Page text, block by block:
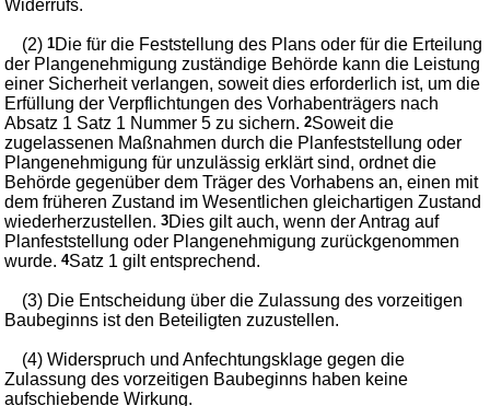
Widerrufs.
(2)1Die für die Feststellung des Plans oder für die Erteilung
der Plangenehmigung zuständige Behörde kann die Leistung
einer Sicherheit verlangen, soweit dies erforderlich ist, um die
Erfüllung der Verpflichtungen des Vorhabenträgers nach
Absatz 1 Satz 1 Nummer 5 zu sichern.2Soweit die
zugelassenen Maßnahmen durch die Planfeststellung oder
Plangenehmigung für unzulässig erklärt sind, ordnet die
Behörde gegenüber dem Träger des Vorhabens an, einen mit
dem früheren Zustand im Wesentlichen gleichartigen Zustand
wiederherzustellen.3Dies gilt auch, wenn der Antrag auf
Planfeststellung oder Plangenehmigung zurückgenommen
wurde.4Satz 1 gilt entsprechend.
(3) Die Entscheidung über die Zulassung des vorzeitigen
Baubeginns ist den Beteiligten zuzustellen.
(4) Widerspruch und Anfechtungsklage gegen die
Zulassung des vorzeitigen Baubeginns haben keine
aufschiebende Wirkung.